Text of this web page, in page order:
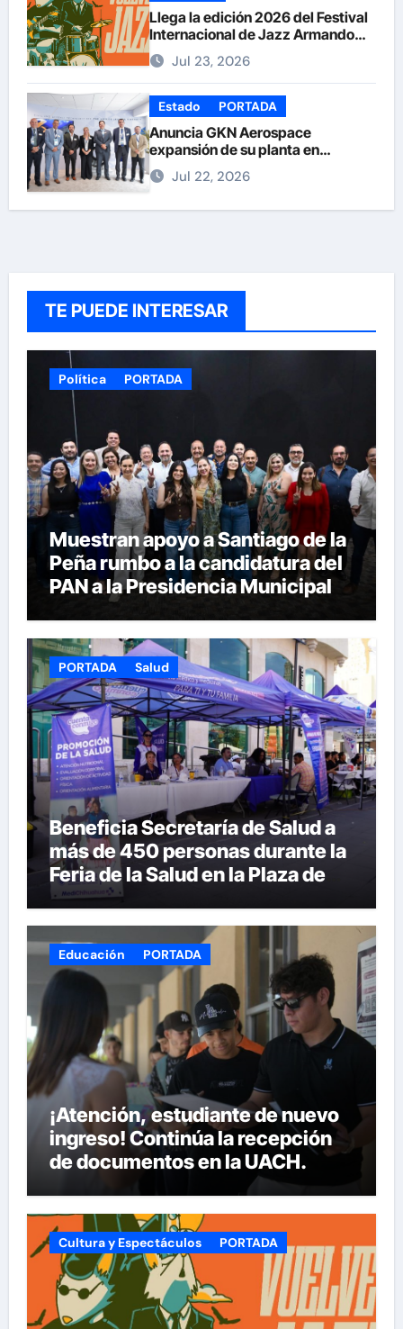
Llega la edición 2026 del Festival
Internacional de Jazz Armando
Nuñez
Jul 23, 2026
Estado PORTADA
Anuncia GKN Aerospace
expansión de su planta en
Chihuahua
Jul 22, 2026
TE PUEDE INTERESAR
Política PORTADA
Muestran apoyo a Santiago de la
Peña rumbo a la candidatura del
PAN a la Presidencia Municipal
PORTADA Salud
Beneficia Secretaría de Salud a
más de 450 personas durante la
Feria de la Salud en la Plaza de
Armas
Educación PORTADA
¡Atención, estudiante de nuevo
ingreso! Continúa la recepción
de documentos en la UACH.
Cultura y Espectáculos PORTADA